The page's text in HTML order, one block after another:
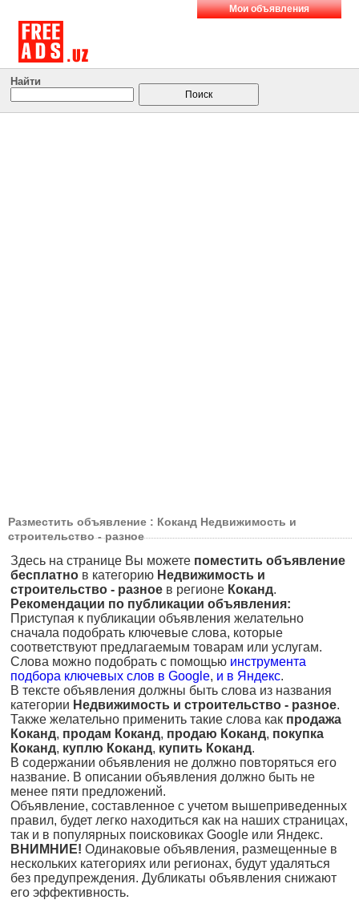
Мои объявления
Найти
Разместить объявление : Коканд Недвижимость и
строительство - разное
Здесь на странице Вы можете поместить объявление
бесплатно в категорию Недвижимость и
строительство - разное в регионе Коканд.
Рекомендации по публикации объявления:
Приступая к публикации объявления желательно
сначала подобрать ключевые слова, которые
соответствуют предлагаемым товарам или услугам.
Слова можно подобрать с помощью инструмента
подбора ключевых слов в Google, и в Яндекс.
В тексте объявления должны быть слова из названия
категории Недвижимость и строительство - разное.
Также желательно применить такие слова как продажа
Коканд, продам Коканд, продаю Коканд, покупка
Коканд, куплю Коканд, купить Коканд.
В содержании объявления не должно повторяться его
название. В описании объявления должно быть не
менее пяти предложений.
Объявление, составленное с учетом вышеприведенных
правил, будет легко находиться как на наших страницах,
так и в популярных поисковиках Google или Яндекс.
ВНИМНИЕ! Одинаковые объявления, размещенные в
нескольких категориях или регионах, будут удаляться
без предупреждения. Дубликаты объявления снижают
его эффективность.